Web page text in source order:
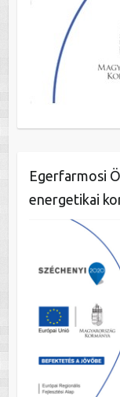
Egerfarmosi
energetikai